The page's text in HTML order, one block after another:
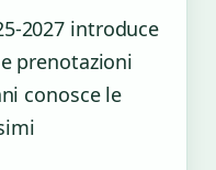
2027 introduce
prenotazioni
conosce le